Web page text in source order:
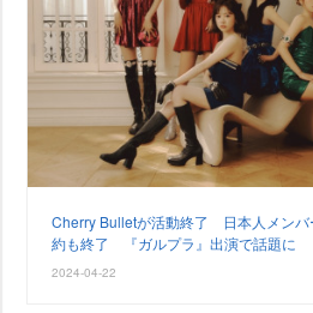
Cherry Bulletが活動終了 日本人メンバ
約も終了 『ガルプラ』出演で話題に
2024-04-22